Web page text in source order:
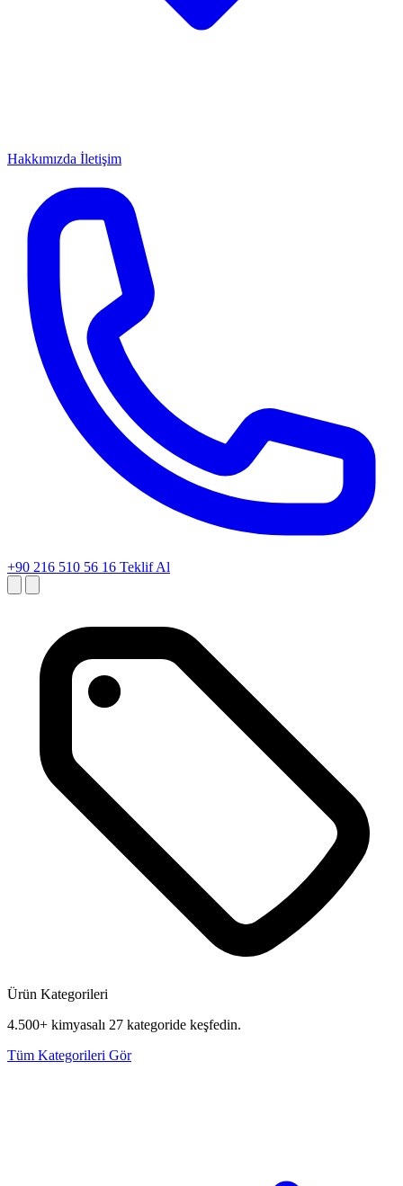
Hakkımızda İletişim
+90 216 510 56 16 Teklif Al
Ürün Kategorileri
4.500+ kimyasalı 27 kategoride keşfedin.
Tüm Kategorileri Gör